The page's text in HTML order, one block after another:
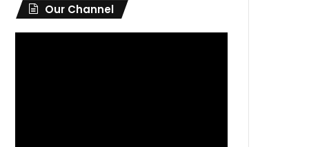
Our Channel